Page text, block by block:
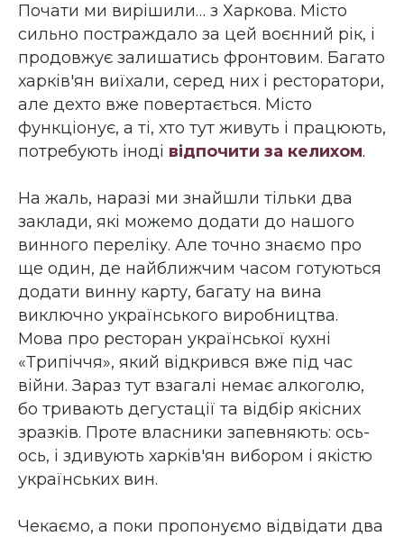
Почати ми вирішили… з Харкова. Місто
сильно постраждало за цей воєнний рік, і
продовжує залишатись фронтовим. Багато
харків'ян виїхали, серед них і ресторатори,
але дехто вже повертається. Місто
функціонує, а ті, хто тут живуть і працюють,
потребують іноді відпочити за келихом.
На жаль, наразі ми знайшли тільки два
заклади, які можемо додати до нашого
винного переліку. Але точно знаємо про
ще один, де найближчим часом готуються
додати винну карту, багату на вина
виключно українського виробництва.
Мова про ресторан української кухні
«Трипіччя», який відкрився вже під час
війни. Зараз тут взагалі немає алкоголю,
бо тривають дегустації та відбір якісних
зразків. Проте власники запевняють: ось-
ось, і здивують харків'ян вибором і якістю
українських вин.
Чекаємо, а поки пропонуємо відвідати два